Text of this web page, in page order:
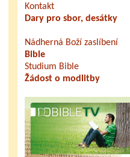
Kontakt
Dary pro sbor, desátky
Nádherná Boží zaslíbení
Bible
Studium Bible
Žádost o modlitby